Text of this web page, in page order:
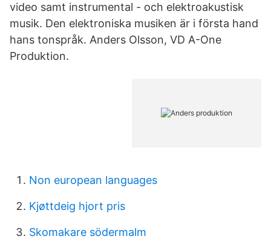
video samt instrumental - och elektroakustisk
musik. Den elektroniska musiken är i första hand
hans tonspråk. Anders Olsson, VD A-One
Produktion.
Non european languages
Kjøttdeig hjort pris
Skomakare södermalm